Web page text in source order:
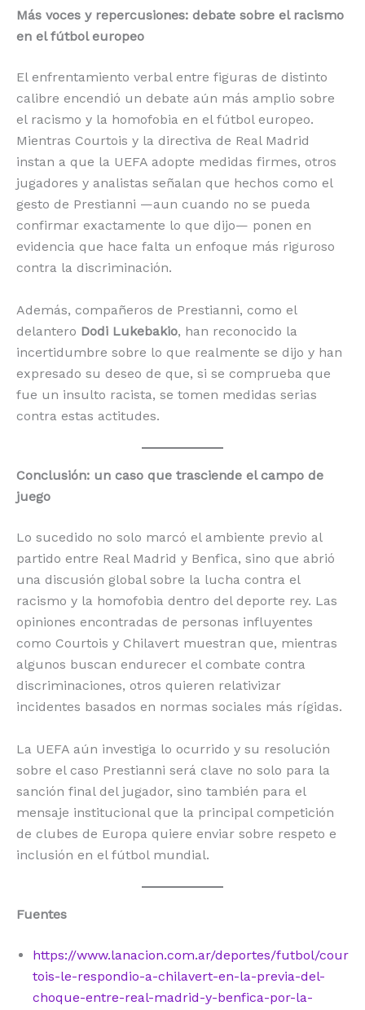
Más voces y repercusiones: debate sobre el racismo
en el fútbol europeo
El enfrentamiento verbal entre figuras de distinto
calibre encendió un debate aún más amplio sobre
el racismo y la homofobia en el fútbol europeo.
Mientras Courtois y la directiva de Real Madrid
instan a que la UEFA adopte medidas firmes, otros
jugadores y analistas señalan que hechos como el
gesto de Prestianni —aun cuando no se pueda
confirmar exactamente lo que dijo— ponen en
evidencia que hace falta un enfoque más riguroso
contra la discriminación.
Además, compañeros de Prestianni, como el
delantero Dodi Lukebakio, han reconocido la
incertidumbre sobre lo que realmente se dijo y han
expresado su deseo de que, si se comprueba que
fue un insulto racista, se tomen medidas serias
contra estas actitudes.
Conclusión: un caso que trasciende el campo de
juego
Lo sucedido no solo marcó el ambiente previo al
partido entre Real Madrid y Benfica, sino que abrió
una discusión global sobre la lucha contra el
racismo y la homofobia dentro del deporte rey. Las
opiniones encontradas de personas influyentes
como Courtois y Chilavert muestran que, mientras
algunos buscan endurecer el combate contra
discriminaciones, otros quieren relativizar
incidentes basados en normas sociales más rígidas.
La UEFA aún investiga lo ocurrido y su resolución
sobre el caso Prestianni será clave no solo para la
sanción final del jugador, sino también para el
mensaje institucional que la principal competición
de clubes de Europa quiere enviar sobre respeto e
inclusión en el fútbol mundial.
Fuentes
https://www.lanacion.com.ar/deportes/futbol/cour
tois-le-respondio-a-chilavert-en-la-previa-del-
choque-entre-real-madrid-y-benfica-por-la-